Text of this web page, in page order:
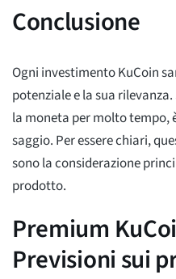
Conclusione
Ogni investimento KuCoin
potenziale e la sua
la moneta per molto tempo,
saggio. Per essere chiari,
sono la considerazione
prodotto.
Premium
Previsioni sui